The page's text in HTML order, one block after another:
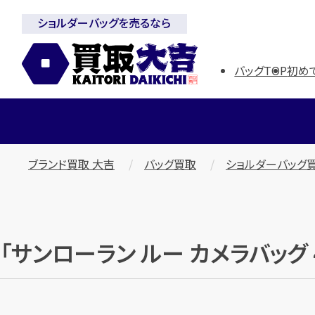
ショルダーバッグを売るなら
バッグTOP初め
ブランド買取 大吉 バッグ買取 ショルダーバッグ
「サンローラン ルー カメラバッ